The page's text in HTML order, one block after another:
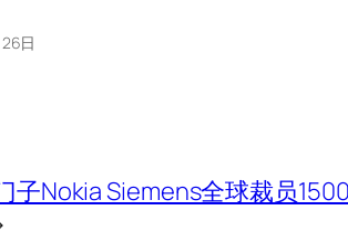
日
子Nokia Siemens全球裁员